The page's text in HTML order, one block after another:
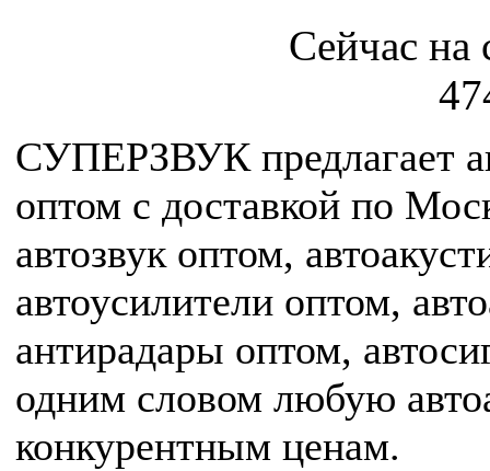
Сейчас на
СУПЕРЗВУК предлагает
оптом c доставкой по
автозвук оптом,
автоусилители оптом,
антирадары оптом,
одним словом любую
конкурентным ценам.